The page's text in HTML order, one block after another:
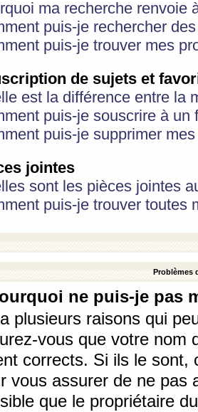
ma recherche renvoie
puis-je rechercher
puis-je trouver mes
de sujets et
est la différence entre la
puis-je souscrire à
puis-je supprimer
jointes
sont les pièces jointes
puis-je trouver toutes
Problèmes
ne puis-je pas
plusieurs raisons qui
vous que votre nom
corrects. Si ils le sont,
vous assurer de ne pas
que le propriétaire